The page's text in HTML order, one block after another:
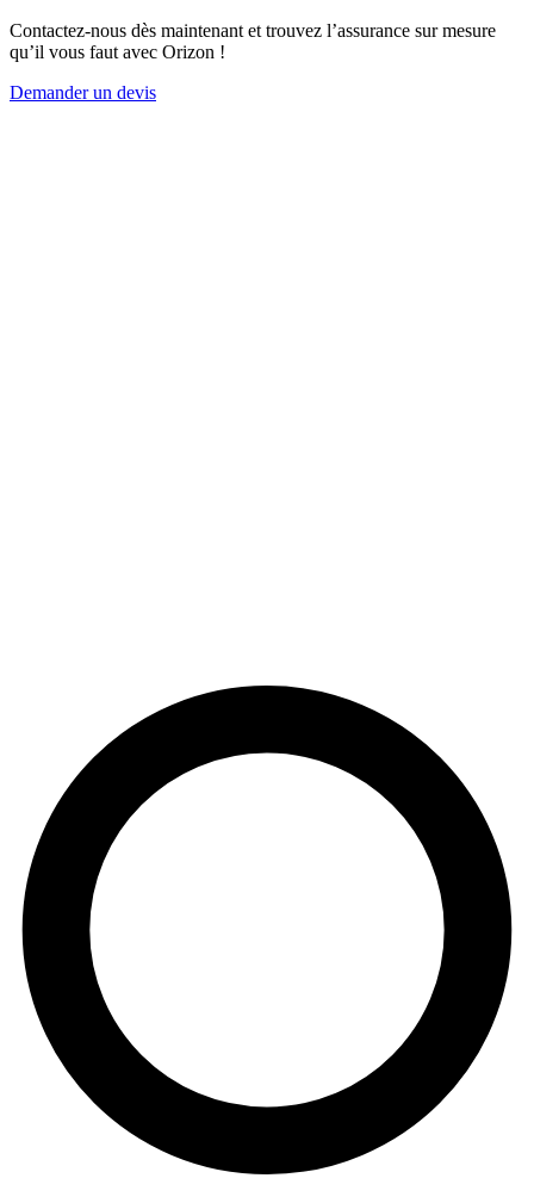
Contactez-nous dès maintenant et trouvez l’assurance sur mesure
qu’il vous faut avec Orizon !
Demander un devis